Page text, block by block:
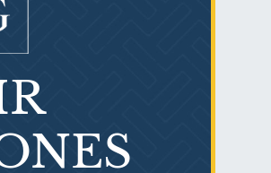
es el mesotelioma?